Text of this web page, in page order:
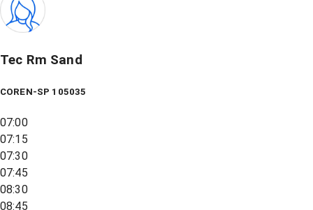
Tec Rm Sand
COREN-SP 105035
07:00
07:15
07:30
07:45
08:30
08:45